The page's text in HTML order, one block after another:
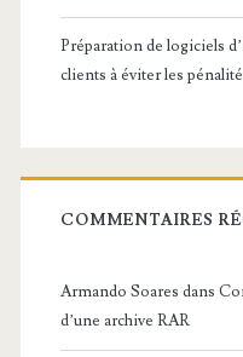
Préparation de logiciels
clients à éviter les
COMMENTAIRES
Armando Soares dans
d’une archive RAR